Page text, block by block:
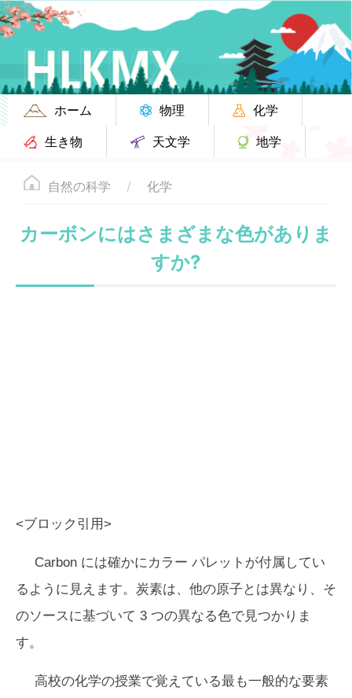
ホーム 物理
化学
生き物
天文学 地学
自然の科学 化学
カーボンにはさまざまな色がありま
すか?
<ブロック引用>
Carbon には確かにカラー パレットが付属してい
るように見えます。炭素は、他の原子とは異なり、そ
のソースに基づいて 3 つの異なる色で見つかりま
す。
高校の化学の授業で覚えている最も一般的な要素